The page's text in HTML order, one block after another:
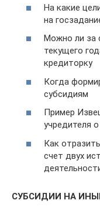
На какие
на
Можно ли за
текущего
кредиторку
Когда
субсидиям
Пример
учредителя
Как
счет двух
СУБСИДИИ НА